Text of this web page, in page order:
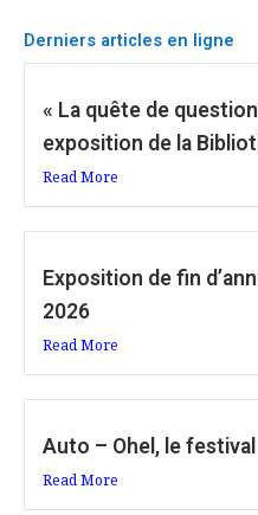
Derniers articles en ligne
« La quête de
exposition de la
Read More
Exposition de fin
2026
Read More
Auto – Ohel, le
Read More